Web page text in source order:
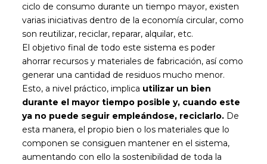
ciclo de consumo durante un tiempo mayor, existen
varias iniciativas dentro de la economía circular, como
son reutilizar, reciclar, reparar, alquilar, etc.
El objetivo final de todo este sistema es poder
ahorrar recursos y materiales de fabricación, así como
generar una cantidad de residuos mucho menor.
Esto, a nivel práctico, implica utilizar un bien
durante el mayor tiempo posible y, cuando este
ya no puede seguir empleándose, reciclarlo. De
esta manera, el propio bien o los materiales que lo
componen se consiguen mantener en el sistema,
aumentando con ello la sostenibilidad de toda la